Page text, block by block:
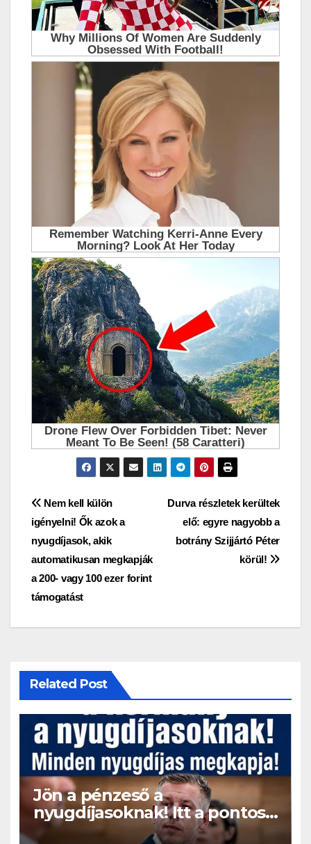
Bejegyzés
navigáció
Durva részletek kerültek
elő: egyre nagyobb a
botrány Szijjártó Péter
körül!
Nem kell külön
igényelni! Ők azok a
nyugdíjasok, akik
automatikusan megkapják
a 200- vagy 100 ezer forint
támogatást
Related Post
Jön a pénzeső a
nyugdíjasoknak! Itt a pontos
összeg és a kormány döntése!